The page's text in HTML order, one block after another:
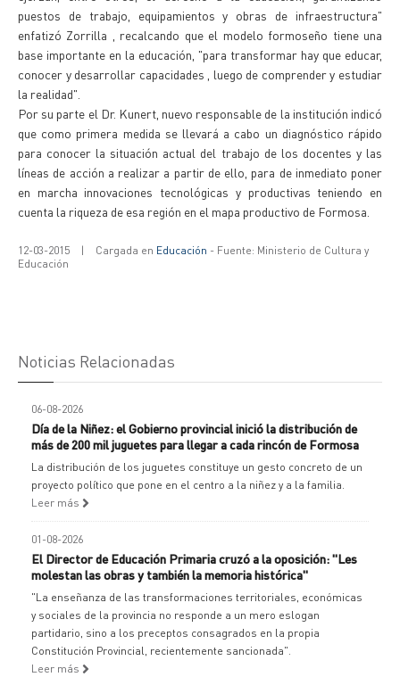
puestos de trabajo, equipamientos y obras de infraestructura"
enfatizó Zorrilla , recalcando que el modelo formoseño tiene una
base importante en la educación, "para transformar hay que educar,
conocer y desarrollar capacidades , luego de comprender y estudiar
la realidad".
Por su parte el Dr. Kunert, nuevo responsable de la institución indicó
que como primera medida se llevará a cabo un diagnóstico rápido
para conocer la situación actual del trabajo de los docentes y las
líneas de acción a realizar a partir de ello, para de inmediato poner
en marcha innovaciones tecnológicas y productivas teniendo en
cuenta la riqueza de esa región en el mapa productivo de Formosa.
12-03-2015 | Cargada en Educación - Fuente: Ministerio de Cultura y
Educación
Noticias Relacionadas
06-08-2026
Día de la Niñez: el Gobierno provincial inició la distribución de
más de 200 mil juguetes para llegar a cada rincón de Formosa
La distribución de los juguetes constituye un gesto concreto de un
proyecto político que pone en el centro a la niñez y a la familia.
Leer más
01-08-2026
El Director de Educación Primaria cruzó a la oposición: "Les
molestan las obras y también la memoria histórica"
"La enseñanza de las transformaciones territoriales, económicas
y sociales de la provincia no responde a un mero eslogan
partidario, sino a los preceptos consagrados en la propia
Constitución Provincial, recientemente sancionada".
Leer más